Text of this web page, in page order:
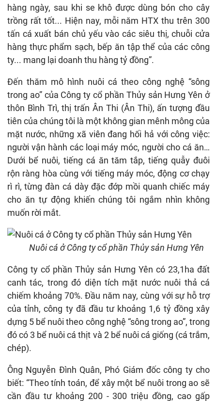
hàng ngày, sau khi se khô được dùng bón cho cây
trồng rất tốt... Hiện nay, mỗi năm HTX thu trên 300
tấn cá xuất bán chủ yếu vào các siêu thị, chuỗi cửa
hàng thực phẩm sạch, bếp ăn tập thể của các công
ty... mang lại doanh thu hàng tỷ đồng”.
Đến thăm mô hình nuôi cá theo công nghệ “sông
trong ao” của Công ty cổ phần Thủy sản Hưng Yên ở
thôn Bình Trì, thị trấn Ân Thi (Ân Thi), ấn tượng đầu
tiên của chúng tôi là một không gian mênh mông của
mặt nước, những xã viên đang hối hả với công việc:
người vận hành các loại máy móc, người cho cá ăn…
Dưới bể nuôi, tiếng cá ăn tăm tắp, tiếng quẫy đuôi
rộn ràng hòa cùng với tiếng máy móc, động cơ chạy
rì rì, từng đàn cá dày đặc đớp mồi quanh chiếc máy
cho ăn tự động khiến chúng tôi ngắm nhìn không
muốn rời mắt.
Nuôi cá ở Công ty cổ phần Thủy sản Hưng Yên
Công ty cổ phần Thủy sản Hưng Yên có 23,1ha đất
canh tác, trong đó diện tích mặt nước nuôi thả cá
chiếm khoảng 70%. Đầu năm nay, cùng với sự hỗ trợ
của tỉnh, công ty đã đầu tư khoảng 1,6 tỷ đồng xây
dựng 5 bể nuôi theo công nghệ “sông trong ao”, trong
đó có 3 bể nuôi cá thịt và 2 bể nuôi cá giống (cá trắm,
chép).
Ông Nguyễn Đình Quân, Phó Giám đốc công ty cho
biết: “Theo tính toán, để xây một bể nuôi trong ao sẽ
cần đầu tư khoảng 200 - 300 triệu đồng, cao gấp